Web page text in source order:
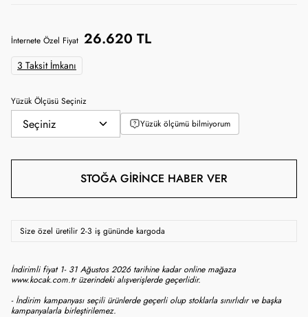
İnternete Özel Fiyat 26.620 TL
3 Taksit İmkanı
Yüzük Ölçüsü Seçiniz
Yüzük ölçümü bilmiyorum
STOĞA GIRINCE HABER VER
Size özel üretilir 2-3 iş gününde kargoda
İndirimli fiyat 1- 31 Ağustos 2026 tarihine kadar online mağaza
www.kocak.com.tr üzerindeki alışverişlerde geçerlidir.
- İndirim kampanyası seçili ürünlerde geçerli olup stoklarla sınırlıdır ve başka
kampanyalarla birleştirilemez.